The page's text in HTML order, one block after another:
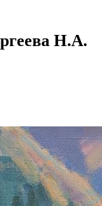
Н.А.